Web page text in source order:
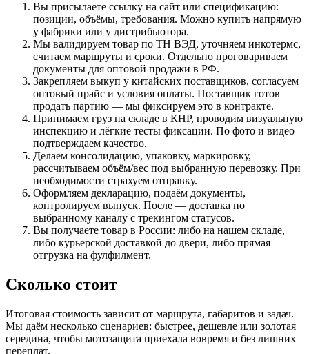
Вы присылаете ссылку на сайт или спецификацию:
позиции, объёмы, требования. Можно купить напрямую
у фабрики или у дистрибьютора.
Мы валидируем товар по ТН ВЭД, уточняем инкотермс,
считаем маршруты и сроки. Отдельно проговариваем
документы для оптовой продажи в РФ.
Закрепляем выкуп у китайских поставщиков, согласуем
оптовый прайс и условия оплаты. Поставщик готов
продать партию — мы фиксируем это в контракте.
Принимаем груз на складе в КНР, проводим визуальную
инспекцию и лёгкие тесты фиксации. По фото и видео
подтверждаем качество.
Делаем консолидацию, упаковку, маркировку,
рассчитываем объём/вес под выбранную перевозку. При
необходимости страхуем отправку.
Оформляем декларацию, подаём документы,
контролируем выпуск. После — доставка по
выбранному каналу с трекингом статусов.
Вы получаете товар в России: либо на нашем складе,
либо курьерской доставкой до двери, либо прямая
отгрузка на фулфилмент.
Сколько стоит
Итоговая стоимость зависит от маршрута, габаритов и задач.
Мы даём несколько сценариев: быстрее, дешевле или золотая
середина, чтобы мотозащита приехала вовремя и без лишних
переплат.